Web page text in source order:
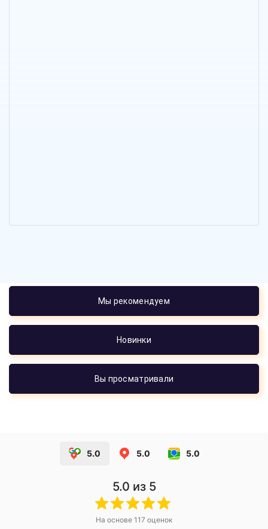
Мы рекомендуем
Новинки
Вы просматривали
5.0 5.0 5.0
5.0 из 5
На основе 117 оценок